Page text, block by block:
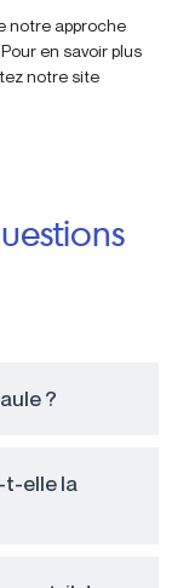
notre approche
. Pour en savoir plus
notre site
?
t-elle la